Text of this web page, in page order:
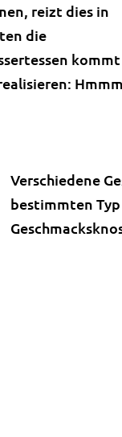
reizt dies in
die
kommt
Verschiedene
bestimmten